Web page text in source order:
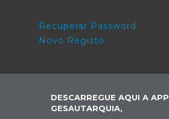
Recuperar Password
Novo Registo
DESCARREGUE AQUI A APP
GESAUTARQUIA,